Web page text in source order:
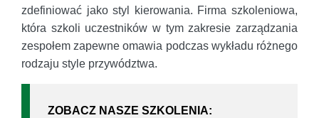
zdefiniować jako styl kierowania. Firma szkoleniowa,
która szkoli uczestników w tym zakresie zarządzania
zespołem zapewne omawia podczas wykładu różnego
rodzaju style przywództwa.
ZOBACZ NASZE SZKOLENIA: